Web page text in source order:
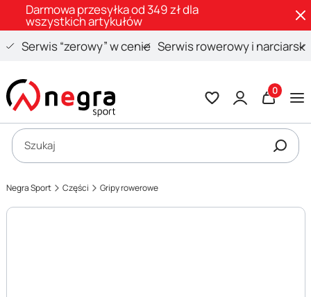
Darmowa przesyłka od 349 zł dla
wszystkich artykułów
Serwis “zerowy” w cenie Serwis rowerowy i narciarski
Otwórz wyszukiwarkę
Szukaj
Negra Sport Części Gripy rowerowe